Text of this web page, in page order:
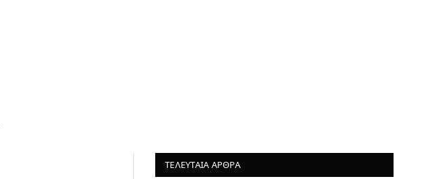
ΤΕΛΕΥΤΑΙΑ ΑΡΘΡΑ